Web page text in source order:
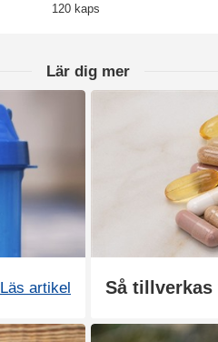
120 kaps
Lär dig mer
Läs artikel Så tillverkas